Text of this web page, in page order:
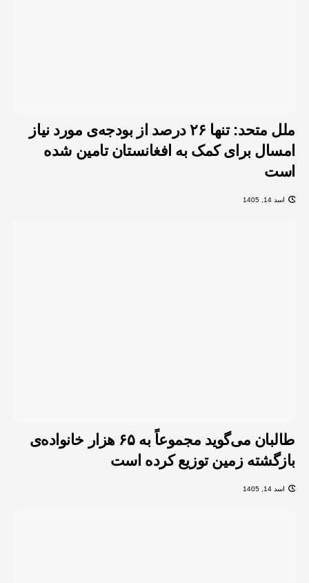
ملل متحد: تنها ۲۶ درصد از بودجه‌ی مورد نیاز
امسال برای کمک به افغانستان تامین شده
است
اسد 14, 1405
طالبان می‌گوید مجموعاً به ۶۵ هزار خانواده‌ی
بازگشته زمین توزیع کرده است
اسد 14, 1405